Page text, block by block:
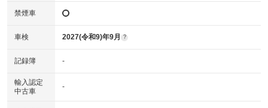
禁煙車
車検 2027(令和9)年9月 ?
記録簿 -
輸入認定
中古車
-